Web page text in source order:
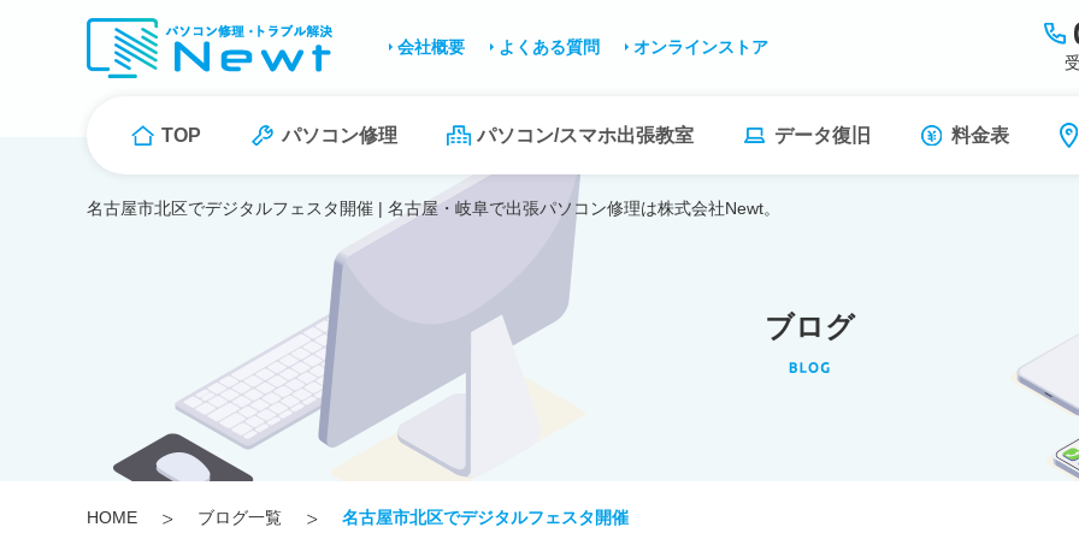
TOP パソコン修理 パソコン/スマホ出張教室 データ復旧 料金表
会社概要 よくある質問 オンラインストア
名古屋市北区でデジタルフェスタ開催 | 名古屋・岐阜で出張パソコン修理は株式会社Newt。
ブログ
HOME ブログ一覧 名古屋市北区でデジタルフェスタ開催